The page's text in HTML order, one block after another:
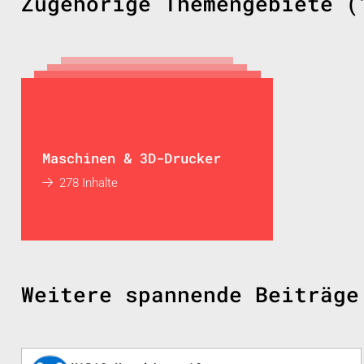
Maschinen & 3D-Drucker
278 Inhalte
Weitere spannende Beiträge